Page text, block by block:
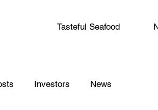
Tasteful Seafood
Investors News